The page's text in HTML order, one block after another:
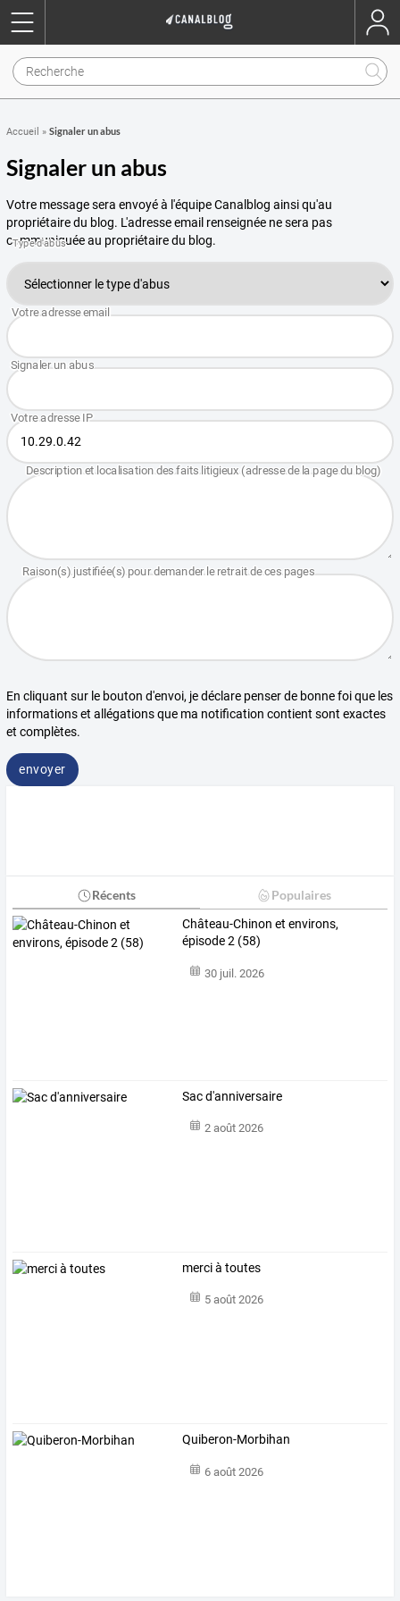
Accueil » Signaler un abus
Signaler un abus
Votre message sera envoyé à l'équipe Canalblog ainsi qu'au
propriétaire du blog. L'adresse email renseignée ne sera pas
communiquée au propriétaire du blog.
En cliquant sur le bouton d'envoi, je déclare penser de bonne foi que les
informations et allégations que ma notification contient sont exactes
et complètes.
envoyer
Récents Populaires
Château-Chinon et environs,
épisode 2 (58)
30 juil. 2026
Sac d'anniversaire
2 août 2026
merci à toutes
5 août 2026
Quiberon-Morbihan
6 août 2026